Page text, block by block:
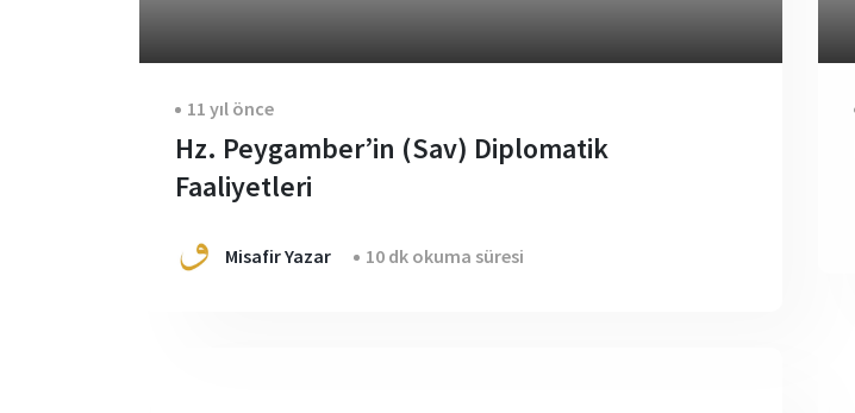
11 yıl önce
Hz. Peygamber’in (Sav) Diplomatik
Faaliyetleri
Misafir Yazar 10 dk okuma süresi